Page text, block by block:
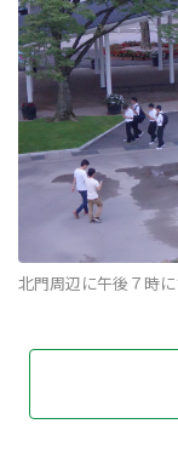
北門周辺に午後７時に